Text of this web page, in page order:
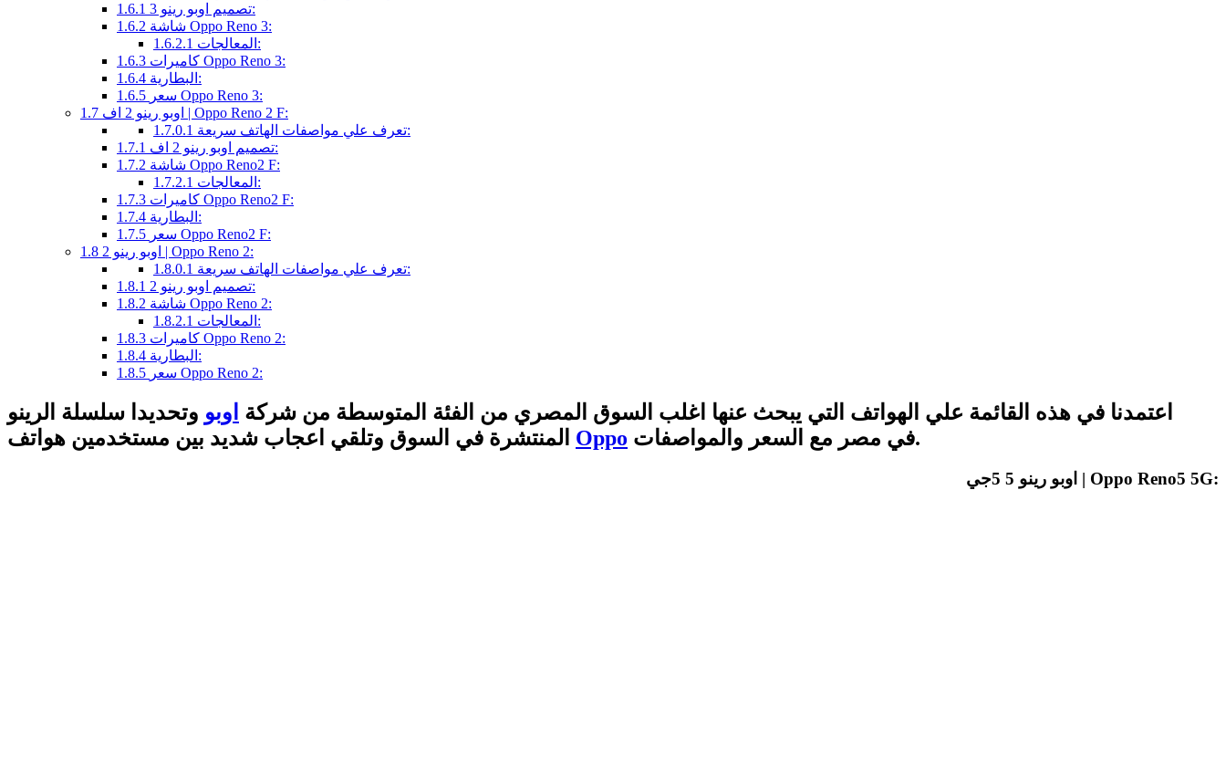
1.6.1
تصميم اوبو رينو 3:
1.6.2
شاشة Oppo Reno 3:
1.6.2.1
المعالجات:
1.6.3
كاميرات Oppo Reno 3:
1.6.4
البطارية:
1.6.5
سعر Oppo Reno 3:
1.7
اوبو رينو 2 اف | Oppo Reno 2 F:
1.7.0.1
تعرف علي مواصفات الهاتف سريعة:
1.7.1
تصميم اوبو رينو 2 اف:
1.7.2
شاشة Oppo Reno2 F:
1.7.2.1
المعالجات:
1.7.3
كاميرات Oppo Reno2 F:
1.7.4
البطارية:
1.7.5
سعر Oppo Reno2 F:
1.8
اوبو رينو 2 | Oppo Reno 2:
1.8.0.1
تعرف علي مواصفات الهاتف سريعة:
1.8.1
تصميم اوبو رينو 2:
1.8.2
شاشة Oppo Reno 2:
1.8.2.1
المعالجات:
1.8.3
كاميرات Oppo Reno 2:
1.8.4
البطارية:
1.8.5
سعر Oppo Reno 2:
اعتمدنا في هذه القائمة علي الهواتف التي يبحث عنها اغلب السوق المصري من الفئة المتوسطة من شركة اوبو وتحديدا سلسلة الرينو
Oppo في مصر مع السعر والمواصفات.
اوبو رينو 5 5جي | Oppo Reno5 5G: